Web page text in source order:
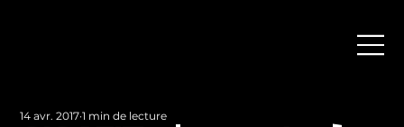
14 avr. 2017 1 min de lecture